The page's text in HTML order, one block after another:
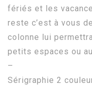
fériés et les
reste c’est à vous
colonne lui
petits espaces ou
–
Sérigraphie 2